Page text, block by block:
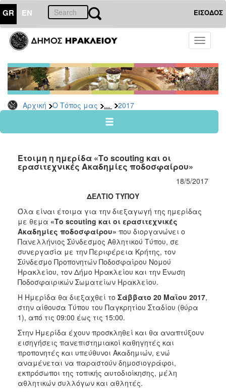
GR EN ΕΙΣΟΔΟΣ
Toggle
Αρχική Ο Τόπος μας ... 2017
ΤΟΠΟΣ
ΜΑΣ
Ανακοινώσεις
Αρχείο
2026
2024
2022
2019
2018
2017
2016
2015
2012
2011
ΔΗΜΟΣ
ΠΟΛΙΤΙΣΜΟΣ
Έτοιμη η ημερίδα «Το scouting και οι
ερασιτεχνικές Ακαδημίες ποδοσφαίρου»
18/5/2017
ΔΕΛΤΙΟ ΤΥΠΟΥ
Όλα είναι έτοιμα για την διεξαγωγή της ημερίδας
με θεμα «Το scouting και οι ερασιτεχνικές
Ακαδημίες ποδοσφαίρου» που διοργανώνει ο
Πανελλήνιος Σύνδεσμος Αθλητικού Τύπου, σε
συνεργασία με την Περιφέρεια Κρήτης, τον
Σύνδεσμο Προπονητών Ποδοσφαίρου Νομού
Ηρακλείου, τον Δήμο Ηρακλείου και την Ένωση
Ποδοσφαιρικών Σωματείων Ηρακλείου.
Η Ημερίδα θα διεξαχθεί το Σάββατο 20 Μαϊου 2017,
στην αίθουσα Τύπου του Παγκρητίου Σταδίου (θύρα
1), από τις 09:00 έως τις 15:00.
Στην Ημερίδα έχουν προσκληθεί και θα αναπτύξουν
εισηγήσεις πανεπιστημιακοί καθηγητές και
προπονητές και υπεύθυνοι Ακαδημιών, ενώ
αναμένεται να παραστούν δημοσιογράφοι,
εκπρόσωποι της τοπικής αυτοδιοίκησης, μέλη
αθλητικών συλλόγων και αθλητές.